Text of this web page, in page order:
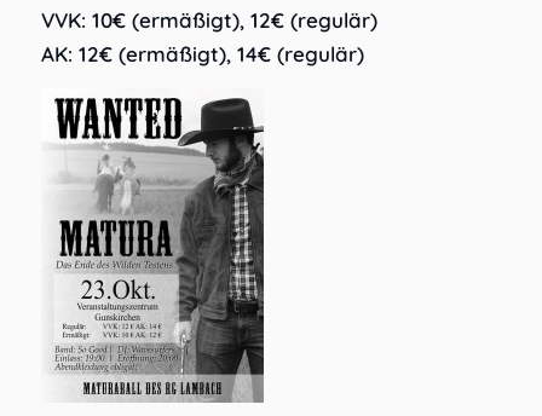
VVK: 10€ (ermäßigt), 12€ (regulär)
AK: 12€ (ermäßigt), 14€ (regulär)